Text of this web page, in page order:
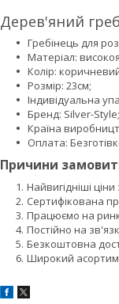
Дерев'яний
Гребінець для
Матеріал:
Колір:
Розмір: 23см;
Індивідуальна
Бренд: Silver-Style;
Країна
Оплата:
Причини
Найвигідніші
Сертифікована
Працюємо на
Постійно на
Безкоштовна
Широкий